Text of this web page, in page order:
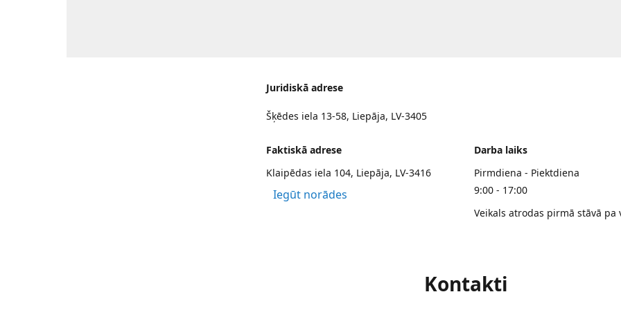
Juridiskā adrese
Šķēdes iela 13-58, Liepāja, LV-3405
Faktiskā adrese
Klaipēdas iela 104, Liepāja, LV-3416
Iegūt norādes
Darba laiks
Pirmdiena - Piektdiena
9:00 - 17:00
Veikals atrodas pirmā stāvā pa
Kontakti